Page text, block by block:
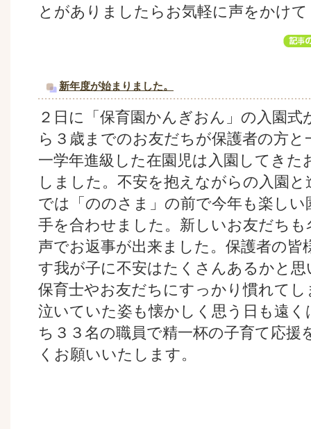
とがありましたらお気軽に声をかけ
新年度が始まりました。
２日に「保育園かんぎおん」の入園
ら３歳までのお友だちが保護者の方
一学年進級した在園児は入園してき
しました。不安を抱えながらの入園
では「ののさま」の前で今年も楽し
手を合わせました。新しいお友だち
声でお返事が出来ました。保護者の皆
す我が子に不安はたくさんあるかと
保育士やお友だちにすっかり慣れて
泣いていた姿も懐かしく思う日も遠
ち３３名の職員で精一杯の子育て応
くお願いいたします。